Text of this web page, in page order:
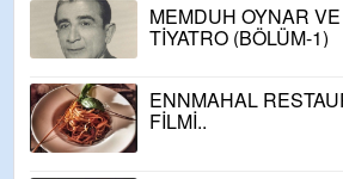
MEMDUH OYNAR
TİYATRO (BÖLÜM-1)
ENNMAHAL
FİLMİ..